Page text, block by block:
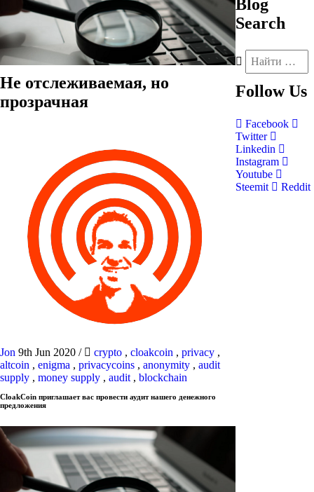
Не отслеживаемая, но
прозрачная
Jon 9th Jun 2020 / crypto , cloakcoin , privacy ,
altcoin , enigma , privacycoins , anonymity , audit
supply , money supply , audit , blockchain
CloakCoin приглашает вас провести аудит нашего денежного
предложения
Blog
Search
Follow Us
Facebook
Twitter
Linkedin
Instagram
Youtube
Steemit
Reddit